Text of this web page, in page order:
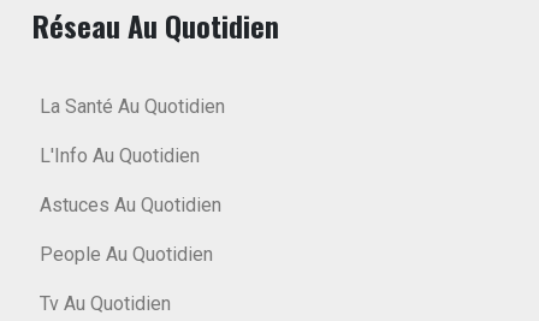
Réseau Au Quotidien
La Santé Au Quotidien
L'Info Au Quotidien
Astuces Au Quotidien
People Au Quotidien
Tv Au Quotidien